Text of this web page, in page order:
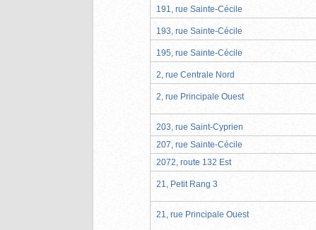
191, rue Sainte-Cécile
193, rue Sainte-Cécile
195, rue Sainte-Cécile
2, rue Centrale Nord
2, rue Principale Ouest
203, rue Saint-Cyprien
207, rue Sainte-Cécile
2072, route 132 Est
21, Petit Rang 3
21, rue Principale Ouest